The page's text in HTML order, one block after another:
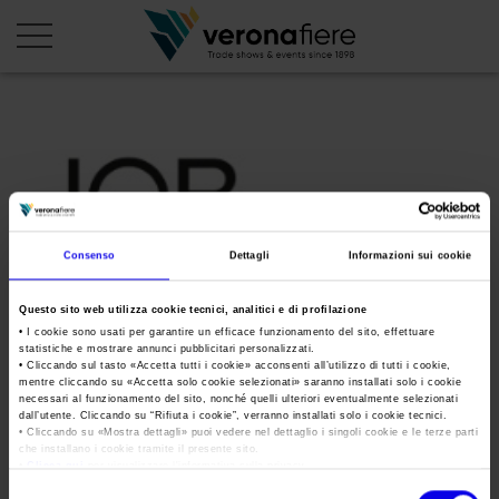
Consenso Dettagli Informazioni sui cookie
Questo sito web utilizza cookie tecnici, analitici e di profilazione
• I cookie sono usati per garantire un efficace funzionamento del sito, effettuare
statistiche e mostrare annunci pubblicitari personalizzati.
• Cliccando sul tasto «Accetta tutti i cookie» acconsenti all’utilizzo di tutti i cookie,
mentre cliccando su «Accetta solo cookie selezionati» saranno installati solo i cookie
necessari al funzionamento del sito, nonché quelli ulteriori eventualmente selezionati
dall’utente. Cliccando su “ Rifiuta i cookie”, verranno installati solo i cookie tecnici.
• Cliccando su «Mostra dettagli» puoi vedere nel dettaglio i singoli cookie e le terze parti
che installano i cookie tramite il presente sito.
PROFILO AZIENDALE
Chi siamo
Consiglio di Amministrazione
Collegio Sindacale
Struttura organizzativa
Gruppo Veronafiere
Network internazionale
Calendario Italia 2026
Calendario Estero 2026
Calendario Italia 2027 – Primo semestre
Calendario Estero 2027 – Primo semestre
I nostri prodotti in Italia
ORGANIZZA DA NOI
Mappa e Servizi in quartiere
Una fiera, la sua città. Perché Verona
AREA STAMPA
Cartella stampa
Comunicati Stampa
Galleria fotografica
Home
Info e servizi
logo_jobBari
Tweet